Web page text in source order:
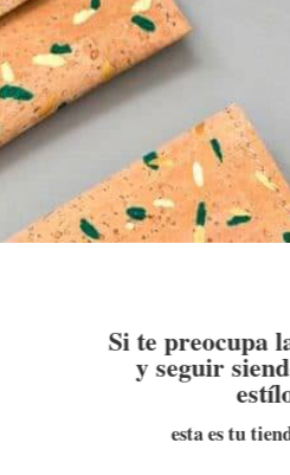
Si te preocupa
y seguir
esta es tu